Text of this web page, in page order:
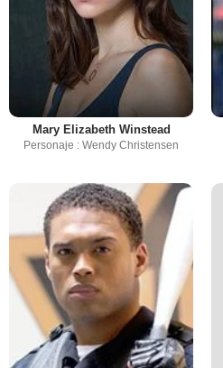
Mary Elizabeth Winstead
Personaje : Wendy Christensen